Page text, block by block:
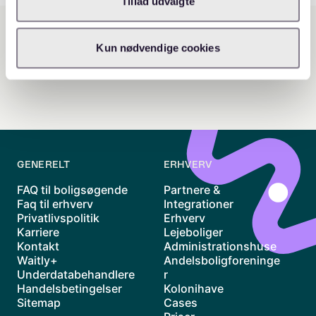
Kun nødvendige cookies
GENERELT
FAQ til boligsøgende
Faq til erhverv
Privatlivspolitik
Karriere
Kontakt
Waitly+
Underdatabehandlere
Handelsbetingelser
Sitemap
ERHVERV
Partnere &
Integrationer
Erhverv
Lejeboliger
Administrationshuse
Andelsboligforeninge
r
Kolonihave
Cases